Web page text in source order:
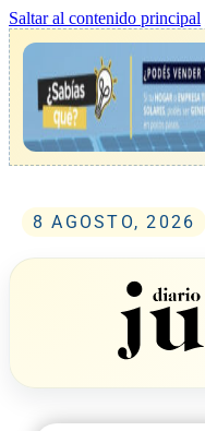
Saltar al contenido principal
8 AGOSTO, 2026